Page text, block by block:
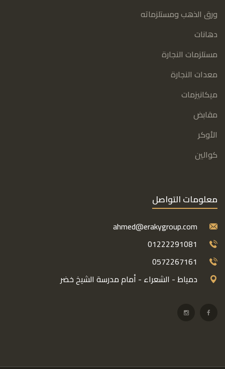
ورق الذهب ومستلزماته
دهانات
مستلزمات النجارة
معدات النجارة
ميكانيزمات
مقابض
الأوكر
كوالين
معلومات التواصل
ahmed@erakygroup.com
01222291081
0572267161
دمياط - الشعراء - أمام مدرسة الشيخ خضر